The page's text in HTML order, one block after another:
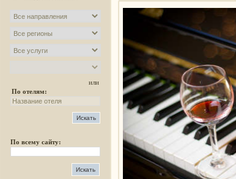
или
По отелям:
По всему сайту: